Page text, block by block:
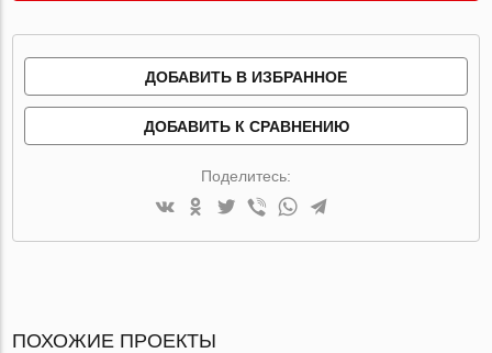
ДОБАВИТЬ В ИЗБРАННОЕ
ДОБАВИТЬ К СРАВНЕНИЮ
Поделитесь:
ПОХОЖИЕ ПРОЕКТЫ